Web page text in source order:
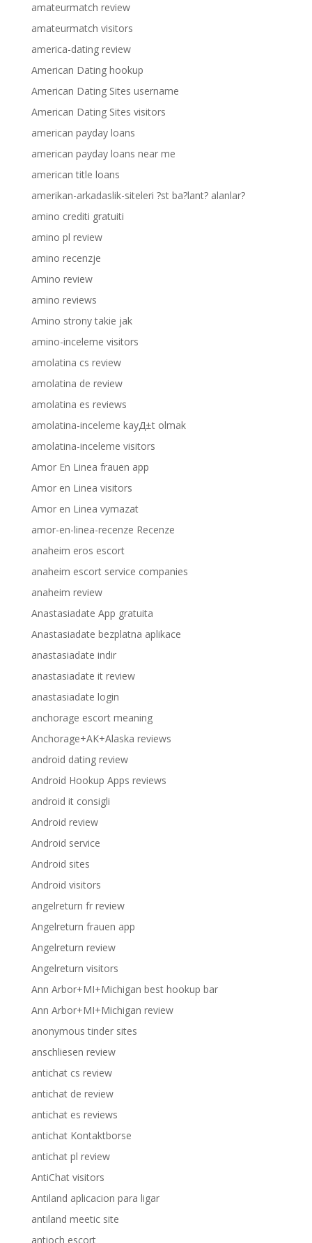
amateurmatch review
amateurmatch visitors
america-dating review
American Dating hookup
American Dating Sites username
American Dating Sites visitors
american payday loans
american payday loans near me
american title loans
amerikan-arkadaslik-siteleri ?st ba?lant? alanlar?
amino crediti gratuiti
amino pl review
amino recenzje
Amino review
amino reviews
Amino strony takie jak
amino-inceleme visitors
amolatina cs review
amolatina de review
amolatina es reviews
amolatina-inceleme kayД±t olmak
amolatina-inceleme visitors
Amor En Linea frauen app
Amor en Linea visitors
Amor en Linea vymazat
amor-en-linea-recenze Recenze
anaheim eros escort
anaheim escort service companies
anaheim review
Anastasiadate App gratuita
Anastasiadate bezplatna aplikace
anastasiadate indir
anastasiadate it review
anastasiadate login
anchorage escort meaning
Anchorage+AK+Alaska reviews
android dating review
Android Hookup Apps reviews
android it consigli
Android review
Android service
Android sites
Android visitors
angelreturn fr review
Angelreturn frauen app
Angelreturn review
Angelreturn visitors
Ann Arbor+MI+Michigan best hookup bar
Ann Arbor+MI+Michigan review
anonymous tinder sites
anschliesen review
antichat cs review
antichat de review
antichat es reviews
antichat Kontaktborse
antichat pl review
AntiChat visitors
Antiland aplicacion para ligar
antiland meetic site
antioch escort